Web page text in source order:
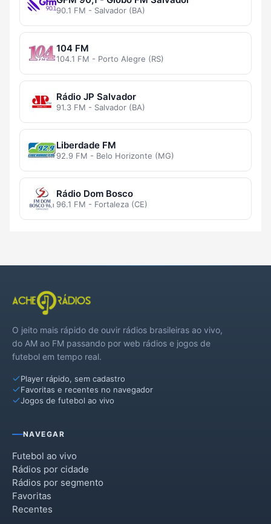
90.1 FM - Salvador (BA)
104 FM
104.1 FM - Porto Alegre (RS)
Rádio JP Salvador
91.3 FM - Salvador (BA)
Liberdade FM
92.9 FM - Belo Horizonte (MG)
Rádio Dom Bosco
96.1 FM - Fortaleza (CE)
O jeito mais rápido de ouvir rádios brasileiras ao vivo,
do AM ao FM passando por web rádios e jogos de
futebol em tempo real.
Player rápido, sem cadastro
Favoritas e recentes no navegador
Jogos de futebol ao vivo
NAVEGAR
Futebol ao vivo
Rádios por cidade
Rádios por segmento
Favoritas
Recentes